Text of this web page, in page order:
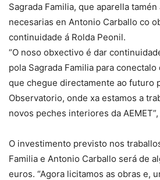
Sagrada Familia, que aparella
necesarias en Antonio Carballo co
continuidade á Rolda Peonil.
“O noso obxectivo é dar
pola Sagrada Familia para
que chegue directamente ao futuro
Observatorio, onde xa estamos a
novos peches interiores da
O investimento previsto nos
Familia e Antonio Carballo será de
euros. “Agora licitamos as obras e,